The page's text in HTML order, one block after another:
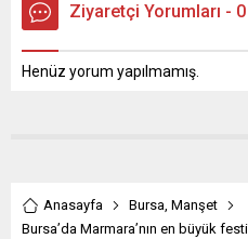
Ziyaretçi Yorumları -
Henüz yorum yapılmamış.
Anasayfa Bursa, Manşet
Bursa’da Marmara’nın en büyük